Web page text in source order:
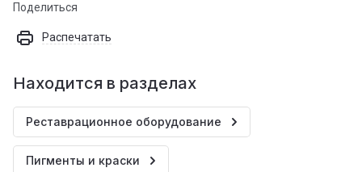
Поделиться
Распечатать
Находится в разделах
Реставрационное оборудование
Пигменты и краски